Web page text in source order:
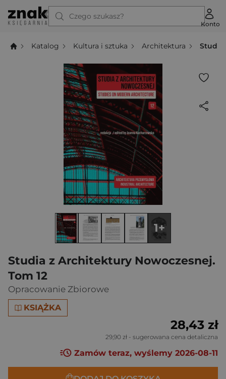
Czego szukasz?
Konto
Katalog Kultura i sztuka Architektura Studia
Studia z Architektury Nowoczesnej.
Tom 12
Opracowanie Zbiorowe
KSIĄŻKA
1+
28,43 zł
29,90 zł - sugerowana cena detaliczna
Zamów teraz, wyślemy 2026-08-11